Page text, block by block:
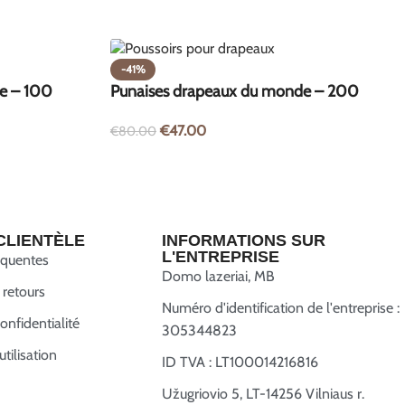
– 100
-41%
Punaises drapeaux du monde – 200
€80.00 €47.00
INFORMATIONS SUR
L'ENTREPRISE
Domo lazeriai, MB
Numéro d'identification de l'entreprise :
305344823
ID TVA : LT100014216816
Užugriovio 5, LT-14256 Vilniaus r.